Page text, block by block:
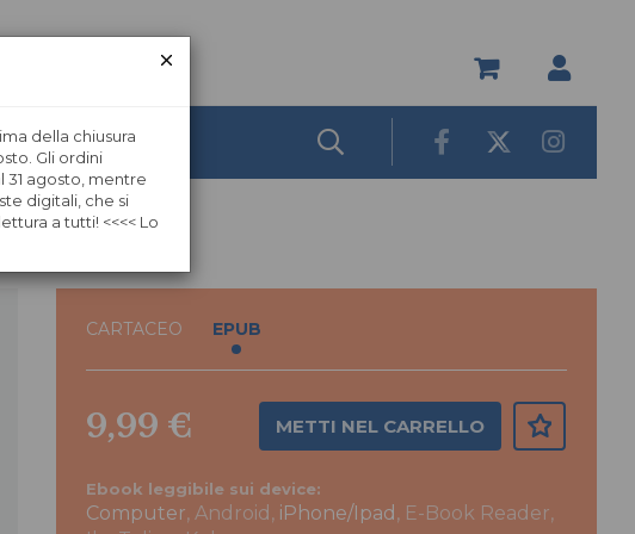
CARTACEO EPUB
9,99 € METTI NEL CARRELLO
Ebook leggibile sui device:
Computer, Android, iPhone/Ipad , E-Book Reader,
della chiusura
Gli ordini
31 agosto, mentre
digitali, che si
a tutti! <<<< Lo